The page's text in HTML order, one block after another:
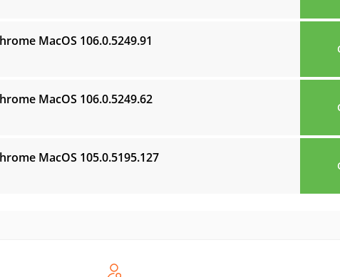
MacOS 106.0.5249.91
MacOS 106.0.5249.62
MacOS 105.0.5195.127